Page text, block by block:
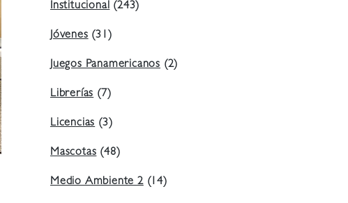
Institucional(243)
Jóvenes(31)
Juegos Panamericanos (2)
Librerías(7)
Licencias(3)
Mascotas(48)
Medio Ambiente 2(14)